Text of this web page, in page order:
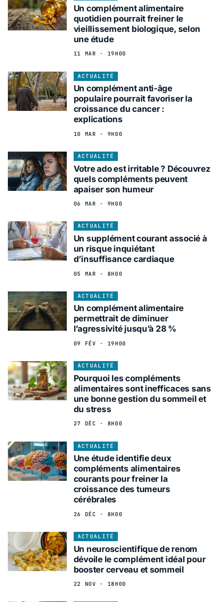
Un complément alimentaire
quotidien pourrait freiner le
vieillissement biologique, selon
une étude
11 MAR · 19H00
ACTUALITÉ
Un complément anti-âge
populaire pourrait favoriser la
croissance du cancer :
explications
10 MAR · 9H00
ACTUALITÉ
Votre ado est irritable ? Découvrez
quels compléments peuvent
apaiser son humeur
06 MAR · 9H00
ACTUALITÉ
Un supplément courant associé à
un risque inquiétant
d’insuffisance cardiaque
05 MAR · 8H00
ACTUALITÉ
Un complément alimentaire
permettrait de diminuer
l’agressivité jusqu’à 28 %
09 FÉV · 19H00
ACTUALITÉ
Pourquoi les compléments
alimentaires sont inefficaces sans
une bonne gestion du sommeil et
du stress
27 DÉC · 8H00
ACTUALITÉ
Une étude identifie deux
compléments alimentaires
courants pour freiner la
croissance des tumeurs
cérébrales
26 DÉC · 8H00
ACTUALITÉ
Un neuroscientifique de renom
dévoile le complément idéal pour
booster cerveau et sommeil
22 NOV · 18H00